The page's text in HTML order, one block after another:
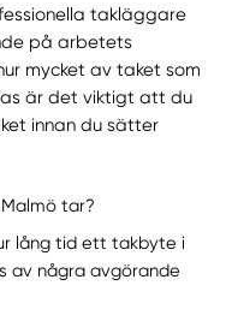
takläggare
på arbetets
mycket av taket som
är det viktigt att du
innan du sätter
tar?
lång tid ett takbyte i
av några avgörande